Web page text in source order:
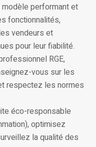
performant et
fonctionnalités,
vendeurs et
pour leur fiabilité.
RGE,
vous sur les
respectez les normes
éco-responsable
optimisez
la qualité des